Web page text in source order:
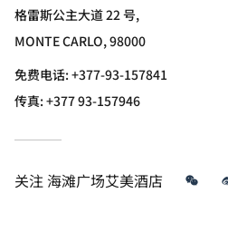
格雷斯公主大道 22 号,
MONTE CARLO, 98000
免费电话:+377-93-157841
传真:+377 93-157946
关注 海滩广场艾美酒店 微信